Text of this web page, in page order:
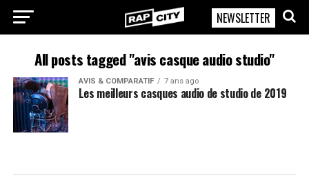
RapCity
NEWSLETTER
All posts tagged "avis casque audio studio"
AVIS & COMPARATIF 7 ans ago
Les meilleurs casques audio de studio de 2019